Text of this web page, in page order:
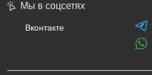
Мы в соцсетях
Вконтакте